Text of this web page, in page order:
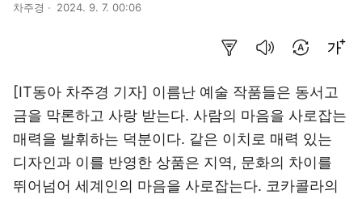
차주경 2024. 9. 7. 00:06
[IT동아 차주경 기자] 이름난 예술 작품들은 동서고
금을 막론하고 사랑 받는다. 사람의 마음을 사로잡는
매력을 발휘하는 덕분이다. 같은 이치로 매력 있는
디자인과 이를 반영한 상품은 지역, 문화의 차이를
뛰어넘어 세계인의 마음을 사로잡는다. 코카콜라의